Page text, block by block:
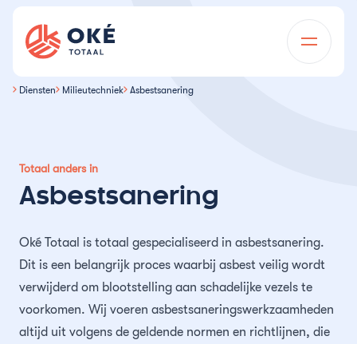
Oké Totaal
Voor wie
Vastgoedbeheerders
Woningcorporaties
Horeca & toerisme
Vastgoedonderhoud
Dagelijks onderhoud
Mutatieonderhoud
Gevelonderhoud
Installatietechniek in de regio
Advies en projectbegeleiding
Asbest duurzaam afschermen
Schoonmaak
Schoonmaak bij oplevering
Calamiteitendienst
Over ons
Wij zijn Oké
Geschiedenis
Certificeringen
Team
Projecten
Vacatures
Kennisbank
Thema’s
Diensten Milieutechniek Asbestsanering
Totaal anders in
Asbestsanering
Oké Totaal is totaal gespecialiseerd in asbestsanering.
Dit is een belangrijk proces waarbij asbest veilig wordt
verwijderd om blootstelling aan schadelijke vezels te
voorkomen. Wij voeren asbestsaneringswerkzaamheden
altijd uit volgens de geldende normen en richtlijnen, die